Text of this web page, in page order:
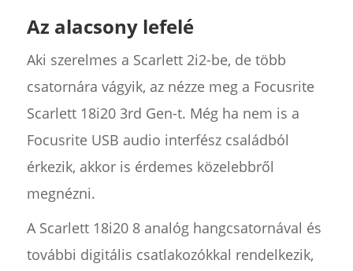
Az alacsony lefelé
Aki szerelmes a Scarlett 2i2-be, de több
csatornára vágyik, az nézze meg a Focusrite
Scarlett 18i20 3rd Gen-t. Még ha nem is a
Focusrite USB audio interfész családból
érkezik, akkor is érdemes közelebbről
megnézni.
A Scarlett 18i20 8 analóg hangcsatornával és
további digitális csatlakozókkal rendelkezik,